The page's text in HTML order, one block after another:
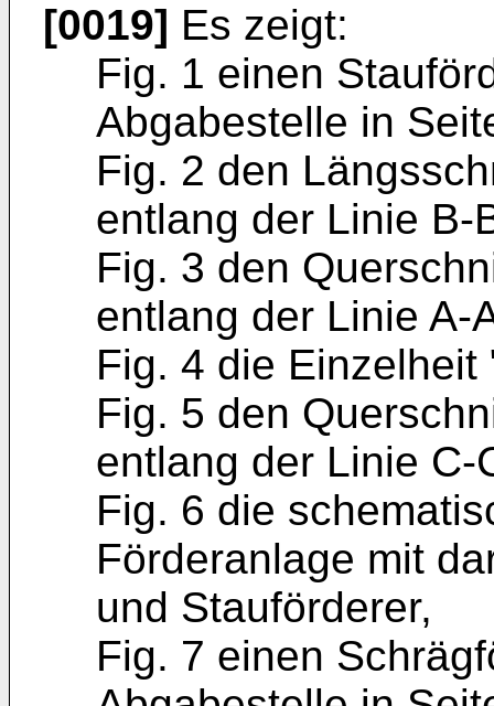
[0019] Es zeigt:
Fig. 1 einen
Abgabestelle in
Fig. 2 den
entlang der Linie B-
Fig. 3 den
entlang der Linie A-
Fig. 4 die
Fig. 5 den
entlang der Linie C-
Fig. 6 die
Förder­anlage mit
und Stau­förderer,
Fig. 7 einen